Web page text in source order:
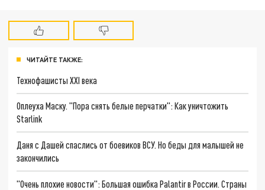
ЧИТАЙТЕ ТАКЖЕ:
Технофашисты XXI века
Оплеуха Маску. "Пора снять белые перчатки": Как уничтожить
Starlink
Даня с Дашей спаслись от боевиков ВСУ. Но беды для малышей не
закончились
"Очень плохие новости": Большая ошибка Palantir в России. Страны